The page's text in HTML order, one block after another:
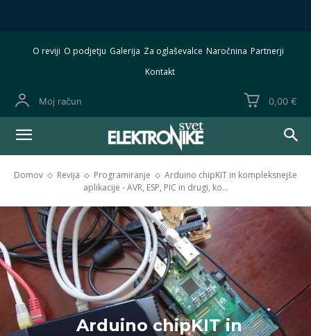
O reviji O podjetju Galerija Za oglaševalce Naročnina Partnerji
Kontakt
Moj račun 0,00 €
Domov Revija Programiranje
Arduino chipKIT in kompleksnejše
aplikacije - AVR, ESP, PIC in drugi, ko...
Arduino chipKIT in